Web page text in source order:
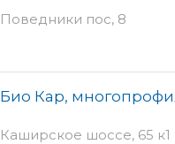
Поведники пос, 8
Био Кар,
Каширское шоссе, 65 к1